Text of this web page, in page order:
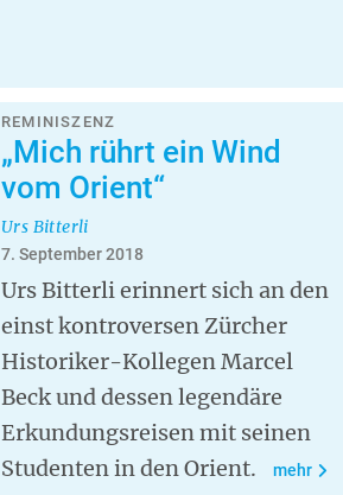
REMINISZENZ
„Mich rührt ein Wind
vom Orient“
Urs Bitterli
7. September 2018
Urs Bitterli erinnert sich an den
einst kontroversen Zürcher
Historiker-Kollegen Marcel
Beck und dessen legendäre
Erkundungsreisen mit seinen
Studenten in den Orient.
mehr